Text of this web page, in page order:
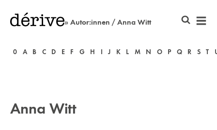
» Autor:innen / Anna Witt
0 A B C D E F G H I J K L M N O P Q R S T
Anna Witt